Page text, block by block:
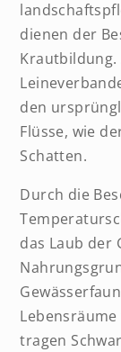
dienen der
Krautbildung.
den
Flüsse, wie
Schatten.
Durch die
das Laub der
tragen